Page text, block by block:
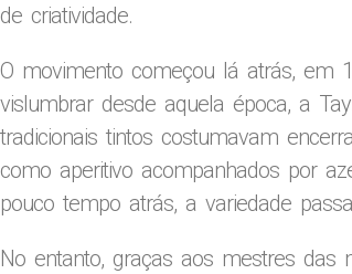
de criatividade.
O movimento começou lá atrás, em
vislumbrar desde aquela época, a
tradicionais tintos costumavam
como aperitivo acompanhados por
pouco tempo atrás, a variedade
No entanto, graças aos mestres